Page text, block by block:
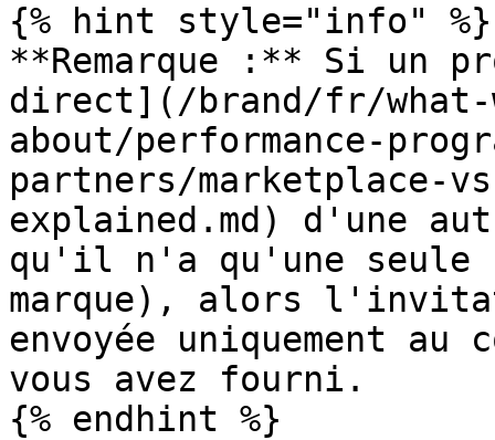
{% hint style="info" %}
**Remarque :** Si un
direct](/brand/fr/
about/performance-
partners/
explained.md) d'une
qu'il n'a qu'une seule
marque), alors
envoyée uniquement
vous avez fourni.
{% endhint %}